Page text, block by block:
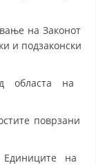
на Законот
и подзаконски
областа на
поврзани
Единиците на